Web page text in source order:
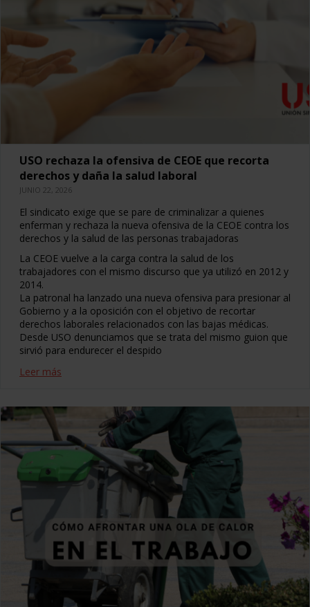
USO rechaza la ofensiva de CEOE que recorta
derechos y daña la salud laboral
JUNIO 22, 2026
El sindicato exige que se pare de criminalizar a quienes
enferman y rechaza la nueva ofensiva de la CEOE contra los
derechos y la salud de las personas trabajadoras
La CEOE vuelve a la carga contra la salud de los
trabajadores con el mismo discurso que ya utilizó en 2012 y
2014.
La patronal ha lanzado una nueva ofensiva para presionar al
Gobierno y a la oposición con el objetivo de recortar
derechos laborales relacionados con las bajas médicas.
Desde USO denunciamos que se trata del mismo guion que
sirvió para endurecer el despido
Leer más